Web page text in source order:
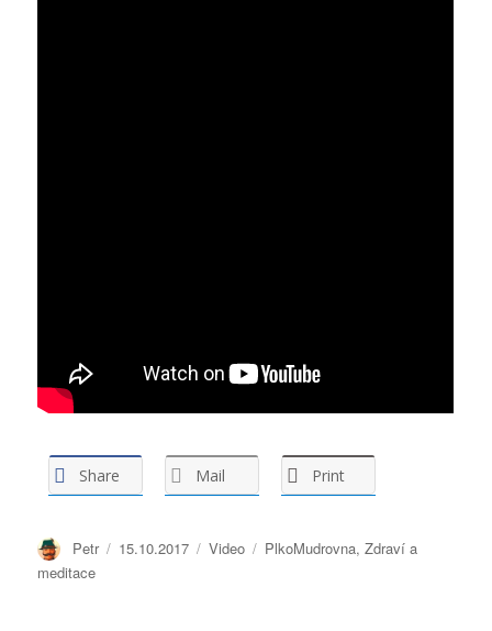
Share Mail Print
Autor:
Petr Publikováno:
15.10.2017 Formát:
Video Rubriky:
PlkoMudrovna,Zdraví a
meditace